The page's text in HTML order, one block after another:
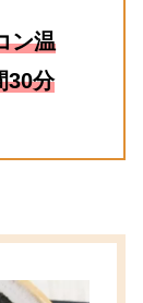
ン温
30分